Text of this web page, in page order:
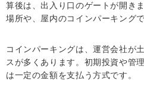
算後は、出入り口のゲートが開き
場所や、屋内のコインパーキング
コインパーキングは、運営会社が
スが多くあります。初期投資や管
は一定の金額を支払う方式です。